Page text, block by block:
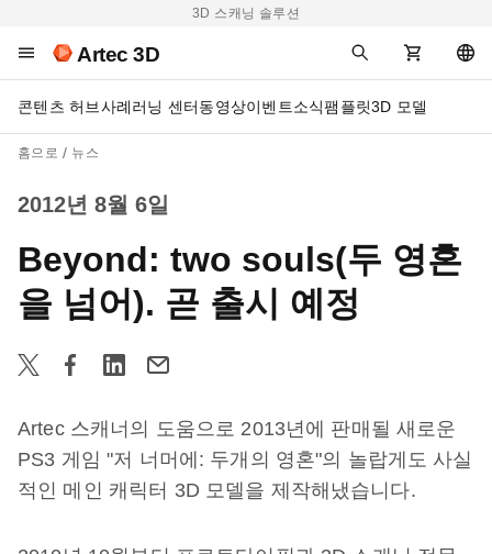
3D 스캐닝 솔루션
Artec 3D
콘텐츠 허브사례러닝 센터동영상이벤트소식팸플릿3D 모델
홈으로 뉴스
2012년 8월 6일
Beyond: two souls(두 영혼
을 넘어). 곧 출시 예정
Artec 스캐너의 도움으로 2013년에 판매될 새로운
PS3 게임 "저 너머에: 두개의 영혼"의 놀랍게도 사실
적인 메인 캐릭터 3D 모델을 제작해냈습니다.